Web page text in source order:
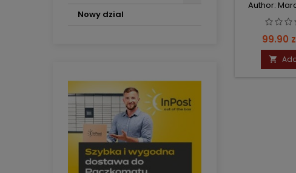
Nowy dzial
Author:
Price
99.90
